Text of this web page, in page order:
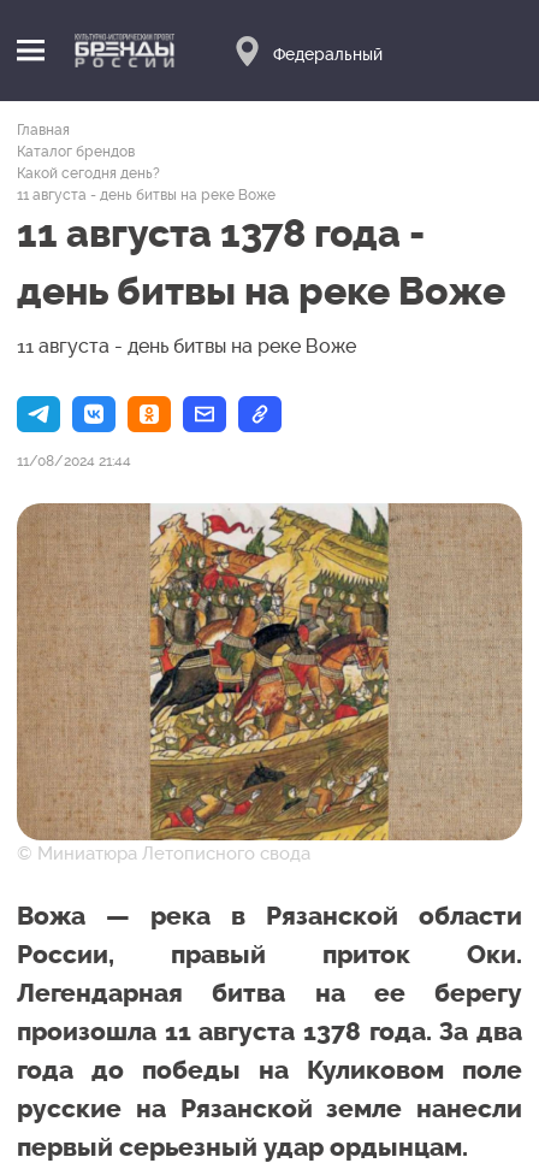
Федеральный
Главная
Каталог брендов
Какой сегодня день?
11 августа - день битвы на реке Воже
11 августа 1378 года -
день битвы на реке Воже
11 августа - день битвы на реке Воже
11/08/2024 21:44
© Миниатюра Летописного свода
Вожа — река в Рязанской области
России, правый приток Оки.
Легендарная битва на ее берегу
произошла 11 августа 1378 года. За два
года до победы на Куликовом поле
русские на Рязанской земле нанесли
первый серьезный удар ордынцам.